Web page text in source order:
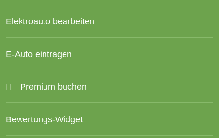
Elektroauto bearbeiten
E-Auto eintragen
Premium buchen
Bewertungs-Widget